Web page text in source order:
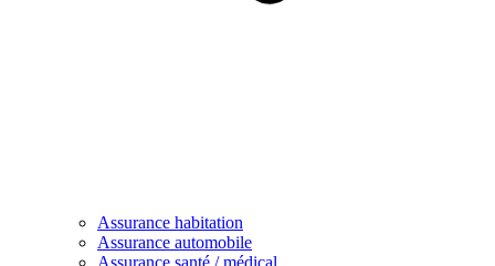
Assurance habitation
Assurance automobile
Assurance santé / médical